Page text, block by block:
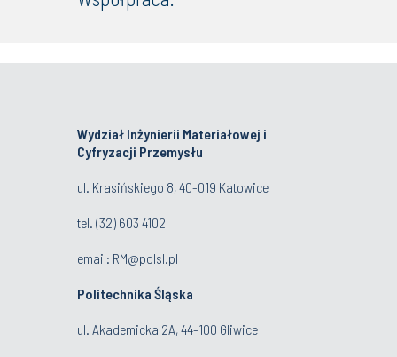
Wydział Inżynierii Materiałowej i
Cyfryzacji Przemysłu
ul. Krasińskiego 8, 40-019 Katowice
tel. (32) 603 4102
email: RM@polsl.pl
Politechnika Śląska
ul. Akademicka 2A, 44-100 Gliwice